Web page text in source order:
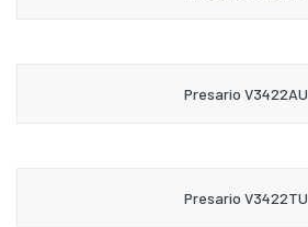
Presario V3422AU
Presario V3422TU